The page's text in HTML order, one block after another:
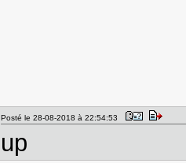
Posté le 28-08-2018 à 22:54:53
up